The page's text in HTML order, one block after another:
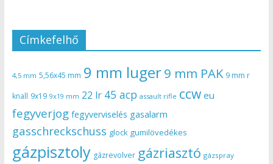
Címkefelhő
4,5 mm 5,56x45 mm 9 mm luger9 mm PAK 9 mm r
knall 9x19 9x19 mm 22 lr 45 acp assault rifle ccw eu
fegyverjog fegyverviselés gasalarm
gasschreckschuss glock gumilövedékes
gázpisztoly gázrevolver gázriasztó gázspray